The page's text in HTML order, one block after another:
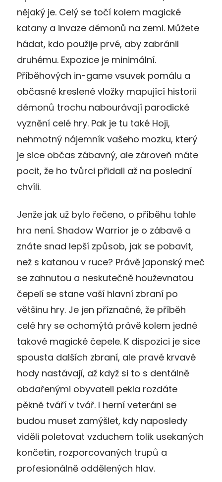
nějaký je. Celý se točí kolem magické
katany a invaze démonů na zemi. Můžete
hádat, kdo použije prvé, aby zabránil
druhému. Expozice je minimální.
Příběhových in-game vsuvek pomálu a
občasné kreslené vložky mapující historii
démonů trochu nabourávají parodické
vyznění celé hry. Pak je tu také Hoji,
nehmotný nájemník vašeho mozku, který
je sice občas zábavný, ale zároveň máte
pocit, že ho tvůrci přidali až na poslední
chvíli.
Jenže jak už bylo řečeno, o příběhu tahle
hra není. Shadow Warrior je o zábavě a
znáte snad lepší způsob, jak se pobavit,
než s katanou v ruce? Právě japonský meč
se zahnutou a neskutečně houževnatou
čepelí se stane vaší hlavní zbraní po
většinu hry. Je jen příznačné, že příběh
celé hry se ochomýtá právě kolem jedné
takové magické čepele. K dispozici je sice
spousta dalších zbraní, ale pravé krvavé
hody nastávají, až když si to s dentálně
obdařenými obyvateli pekla rozdáte
pěkně tváří v tvář. I herní veteráni se
budou muset zamýšlet, kdy naposledy
viděli poletovat vzduchem tolik usekaných
končetin, rozporcovaných trupů a
profesionálně oddělených hlav.